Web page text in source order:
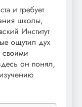
и требует
школы,
Институт
ощутил дух
он понял,